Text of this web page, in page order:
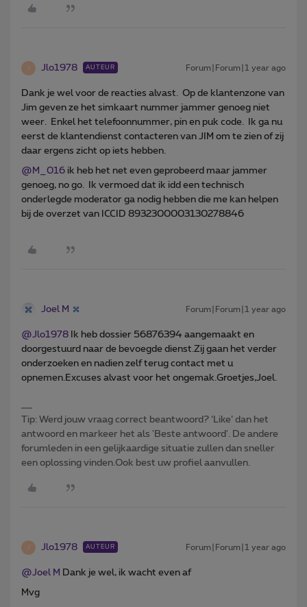
J Jlo1978 AUTEUR Forum|Forum|1 year ago
Dank je wel voor de reacties alvast. Op de klantenzone van
Jim geven ze het simkaart nummer jammer genoeg niet
weer. Enkel het telefoonnummer, pin en puk code. Ik ga nu
eerst de klantendienst contacteren van JIM om te zien of zij
daar ergens zicht op iets hebben.
@M_016 ik heb het net even geprobeerd maar jammer
genoeg, no go. Ik vermoed dat ik idd een technisch
onderlegde moderator ga nodig hebben die me kan helpen
bij de overzet van ICCID 8932300003130278846
Joel M Forum|Forum|1 year ago
@Jlo1978 Ik heb dossier 56876394 aangemaakt en
doorgestuurd naar de bevoegde dienst.Zij gaan het verder
onderzoeken en nadien zelf terug contact met u
opnemen.Excuses alvast voor het ongemak.Groetjes,Joel.
Tip: Werd jouw vraag correct beantwoord? ‘Like’ dan het
antwoord en markeer het als 'Beste antwoord'. De andere
forumleden in een gelijkaardige situatie zullen dan sneller
een oplossing vinden.Ook best uw profiel aanvullen.
J Jlo1978 AUTEUR Forum|Forum|1 year ago
@Joel M Dank je wel, ik wacht even af
Mvg